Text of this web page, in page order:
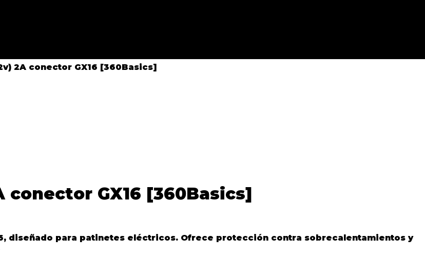
2A conector GX16 [360Basics]
conector GX16 [360Basics]
, diseñado para patinetes eléctricos. Ofrece protección contra sobrecalentamientos y